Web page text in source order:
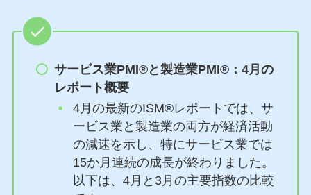
サービス業PMI®と製造業PMI®：4月の
レポート概要
4月の最新のISM®レポートでは、サ
ービス業と製造業の両方が経済活動
の減速を示し、特にサービス業では
15か月連続の成長が終わりました。
以下は、4月と3月の主要指数の比較